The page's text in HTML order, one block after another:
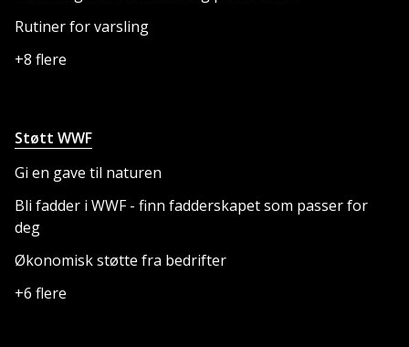
Rutiner for varsling
+8 flere
Støtt WWF
Gi en gave til naturen
Bli fadder i WWF - finn fadderskapet som passer for
deg
Økonomisk støtte fra bedrifter
+6 flere